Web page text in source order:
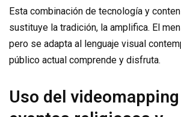
Esta combinación de tecnología y
sustituye la tradición, la amplifica. El
pero se adapta al lenguaje visual
público actual comprende y disfruta.
Uso del